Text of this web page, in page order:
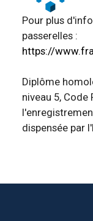
Pour plus
passerelles :
https://
Diplôme
niveau 5, Code
dispensée par